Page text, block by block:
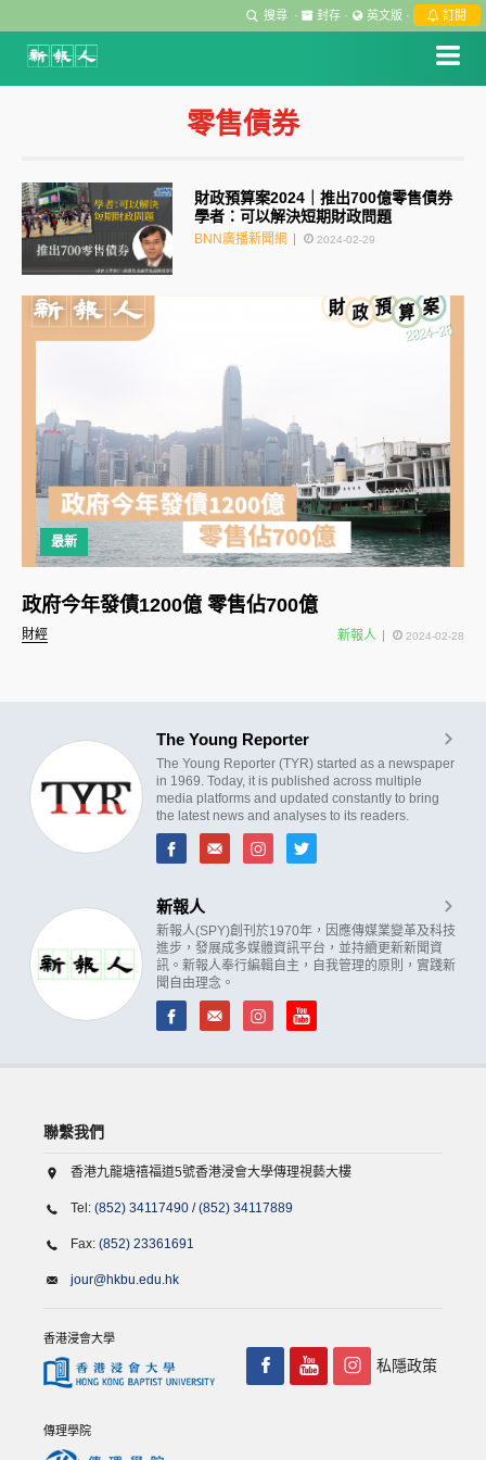
搜尋 · 封存 · 英文版 · 訂閱
零售債券
財政預算案2024｜推出700億零售債券
學者：可以解決短期財政問題
BNN廣播新聞網 2024-02-29
最新
財經
政府今年發債1200億 零售佔700億
新報人 2024-02-28
The Young Reporter
The Young Reporter (TYR) started as a newspaper
in 1969. Today, it is published across multiple
media platforms and updated constantly to bring
the latest news and analyses to its readers.
新報人
新報人(SPY)創刊於1970年，因應傳媒業變革及科技
進步，發展成多媒體資訊平台，並持續更新新聞資
訊。新報人奉行編輯自主，自我管理的原則，實踐新
聞自由理念。
聯繫我們
香港九龍塘禧福道5號香港浸會大學傳理視藝大樓
Tel: (852) 34117490 /(852) 34117889
Fax: (852) 23361691
jour@hkbu.edu.hk
香港浸會大學
傳理學院
私隱政策